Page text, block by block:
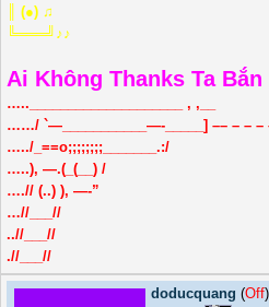
║ (●) ♫
╚═══╝♪♪
Ai Không Thanks Ta Bắn
…..____________________ , ,__
……/ `—___________—-_____] –– – –
…../_==o;;;;;;;;_______.:/
…..), —.(_(__) /
….// (..) ), —-”
…//___//
..//___//
.//___//
doducquang (Off